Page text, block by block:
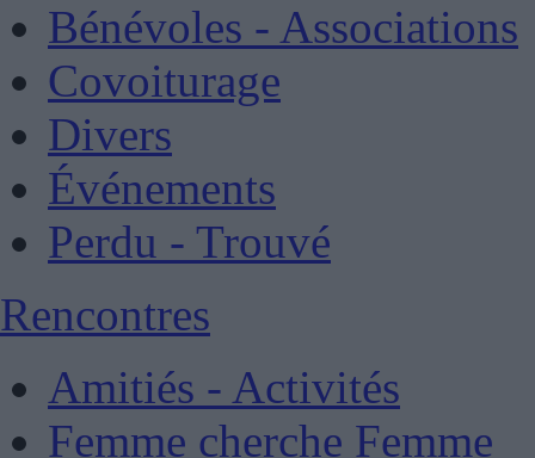
Bénévoles - Associations
Covoiturage
Divers
Événements
Perdu - Trouvé
Rencontres
Amitiés - Activités
Femme cherche Femme